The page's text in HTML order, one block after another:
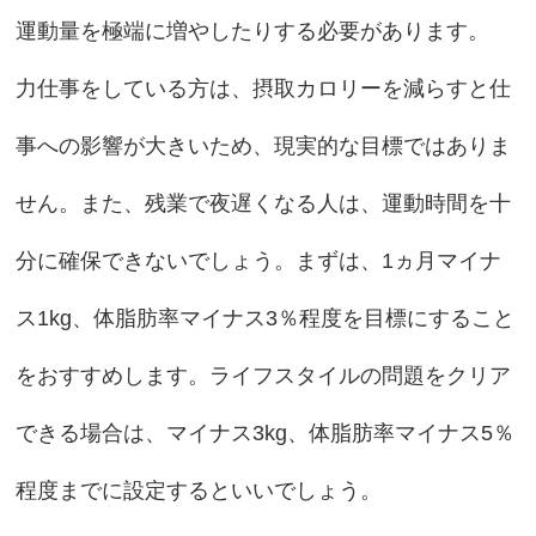
運動量を極端に増やしたりする必要があります。
力仕事をしている方は、摂取カロリーを減らすと仕
事への影響が大きいため、現実的な目標ではありま
せん。また、残業で夜遅くなる人は、運動時間を十
分に確保できないでしょう。まずは、1ヵ月マイナ
ス1kg、体脂肪率マイナス3％程度を目標にすること
をおすすめします。ライフスタイルの問題をクリア
できる場合は、マイナス3kg、体脂肪率マイナス5％
程度までに設定するといいでしょう。